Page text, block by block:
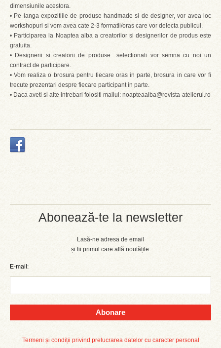
Abonează-te la newsletter
Lasă-ne adresa de email
și fii primul care află noutățile.
E-mail:
Abonare
Termeni și condiții privind prelucrarea datelor cu caracter personal
dimensiunile acestora.
• Pe langa expozitiile de produse handmade si de designer, vor avea loc
workshopuri si vom avea cate 2-3 formatii/oras care vor delecta publicul.
• Participarea la Noaptea alba a creatorilor si designerilor de produs este
gratuita.
• Designerii si creatorii de produse selectionati vor semna cu noi un
contract de participare.
• Vom realiza o brosura pentru fiecare oras in parte, brosura in care vor fi
trecute prezentari despre fiecare participant in parte.
• Daca aveti si alte intrebari folositi mailul: noapteaalba@revista-atelierul.ro